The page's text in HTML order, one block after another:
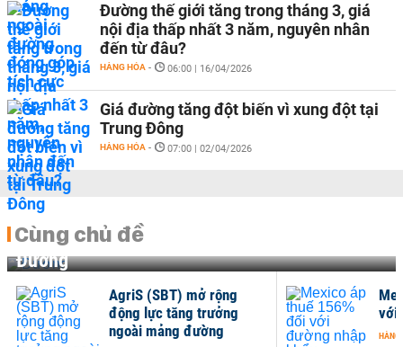
Đường thế giới tăng trong tháng 3, giá
nội địa thấp nhất 3 năm, nguyên nhân
đến từ đâu?
HÀNG HÓA - 06:00 | 16/04/2026
Giá đường tăng đột biến vì xung đột tại
Trung Đông
HÀNG HÓA - 07:00 | 02/04/2026
Cùng chủ đề
Đường
AgriS (SBT) mở rộng
động lực tăng trưởng
ngoài mảng đường
với
HÀNG